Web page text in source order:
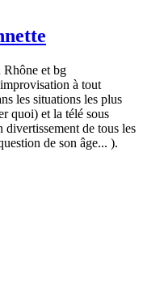
et bg
à tout
les situations les plus
quoi) et la télé sous
de tous les
de son âge... ).